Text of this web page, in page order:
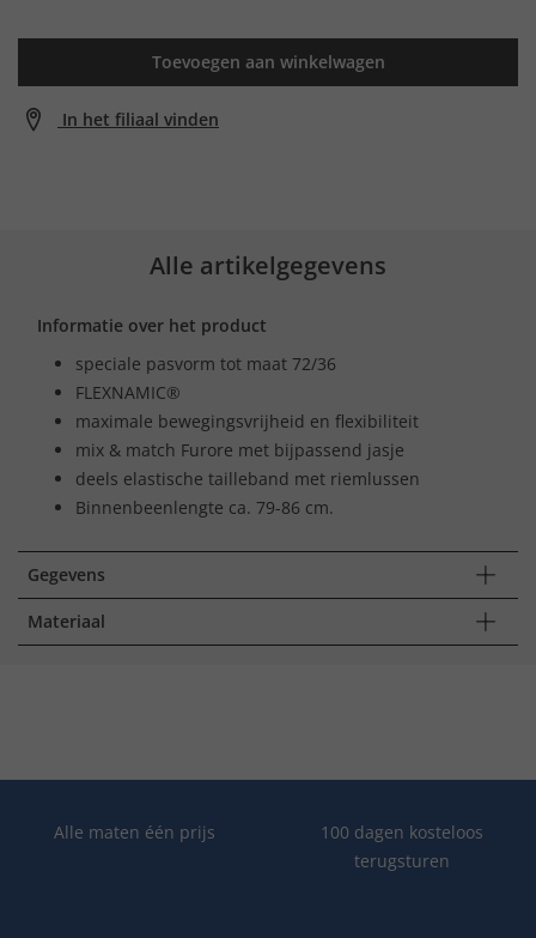
Toevoegen aan winkelwagen
In het filiaal vinden
Alle artikelgegevens
Informatie over het product
speciale pasvorm tot maat 72/36
FLEXNAMIC®
maximale bewegingsvrijheid en flexibiliteit
mix & match Furore met bijpassend jasje
deels elastische tailleband met riemlussen
Binnenbeenlengte ca. 79-86 cm.
Gegevens
Materiaal
Alle maten één prijs
100 dagen kosteloos
terugsturen